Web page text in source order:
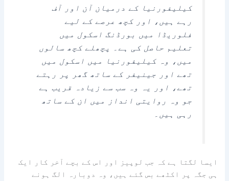
کیلیفورنیا کے درمیان آن اور آف
رہے ہیں، اور کچھ عرصے کے لیے
فلوریڈا میں بورڈنگ اسکول میں
تعلیم حاصل کی ہے۔ پچھلے کچھ سالوں
میں، وہ کیلیفورنیا میں اسکول میں
تھے اور جینیفر کے ساتھ گھر پر رہتے
تھے، اور یہ وہ سب سے زیادہ قریب ہے
جو وہ روایتی انداز میں ان کے ساتھ
رہی ہیں۔
ایسا لگتا ہے کہ جب لوپیز اور اس کے بچے آخر کار ایک
ہی جگہ پر اکٹھے بس گئے ہیں، وہ دوبارہ الگ ہونے